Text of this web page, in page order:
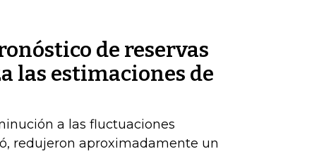
de reservas
las estimaciones de
a las fluctuaciones
redujeron aproximadamente un